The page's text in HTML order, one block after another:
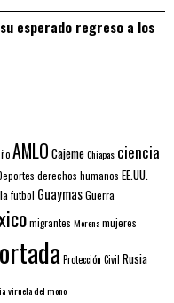
esperado regreso a los
AMLO CajemeChiapas ciencia
derechos humanos EE.UU.
futbol GuaymasGuerra
migrantes Morenamujeres
Protección Civil Rusia
viruela del mono